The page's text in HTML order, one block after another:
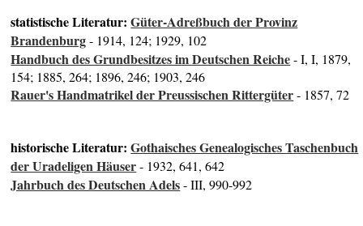
statistische Literatur:Güter-Adreßbuch der Provinz
Brandenburg- 1914, 124; 1929, 102
Handbuch des Grundbesitzes im Deutschen Reiche- I, I, 1879,
154; 1885, 264; 1896, 246; 1903, 246
Rauer's Handmatrikel der Preussischen Rittergüter- 1857, 72
historische Literatur:Gothaisches Genealogisches Taschenbuch
der Uradeligen Häuser- 1932, 641, 642
Jahrbuch des Deutschen Adels- III, 990-992